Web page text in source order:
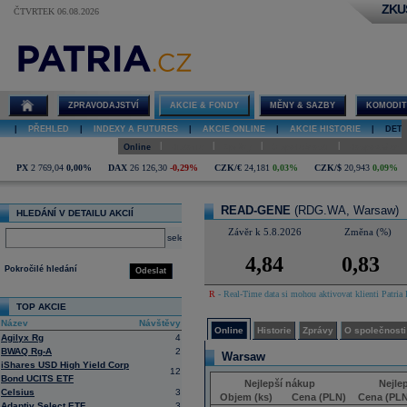
ČTVRTEK 06.08.2026
READ-GENE
ZPRAVODAJSTVÍ AKCIE & FONDY MĚNY & SAZBY
PŘEHLED INDEXY A FUTURES AKCIE ONLINE AKCIE HISTORIE
Online
PX 2 769,04 0,00% DAX 26 126,30 -0,29% CZK/€ 24,181 0,03% CZK/$ 20,943 0,09%
HLEDÁNÍ V DETAILU AKCIÍ
select
Odeslat
Pokročilé hledání
TOP AKCIE
Název
Návštěvy
Agilyx Rg
4
BWAQ Rg-A
2
iShares USD High Yield Corp
Bond UCITS ETF
12
Celsius
3
READ-GENE (RDG.WA, Warsaw)
Závěr k 5.8.2026 Změna (%)
4,84 0,83
R - Real-Time data si mohou aktivovat klienti
Online Historie Zprávy O společnosti
Warsaw
Nejlepší nákup
Objem (ks)
Cena (PLN)
Cena